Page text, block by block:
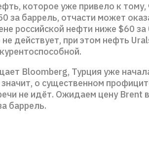
которое уже привело к тому,
за баррель, отчасти может
российской нефти ниже $60 за
действует, при этом нефть
Bloomberg, Турция уже
значит, о существенном
не идёт. Ожидаем цену Brent
баррель.